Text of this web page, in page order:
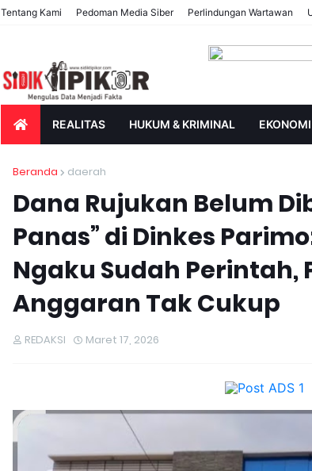
Tentang Kami Pedoman Media Siber Perlindungan Wartawan
REALITAS HUKUM & KRIMINAL
Beranda daerah
Dana Rujukan Belum
Panas” di Dinkes
Ngaku Sudah Perintah,
Anggaran Tak Cukup
REDAKSI Maret 17, 2026